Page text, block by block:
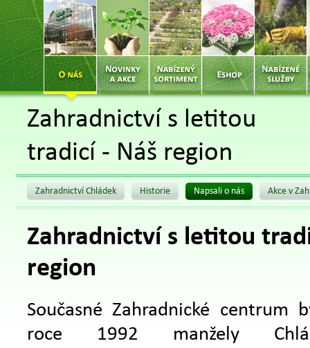
Zahradnictví s letitou
tradicí - Náš region
Zahradnictví Chládek Historie Napsali o nás Akce v
Zahradnictví s letitou
region
Současné Zahradnické centrum
roce 1992 manžely